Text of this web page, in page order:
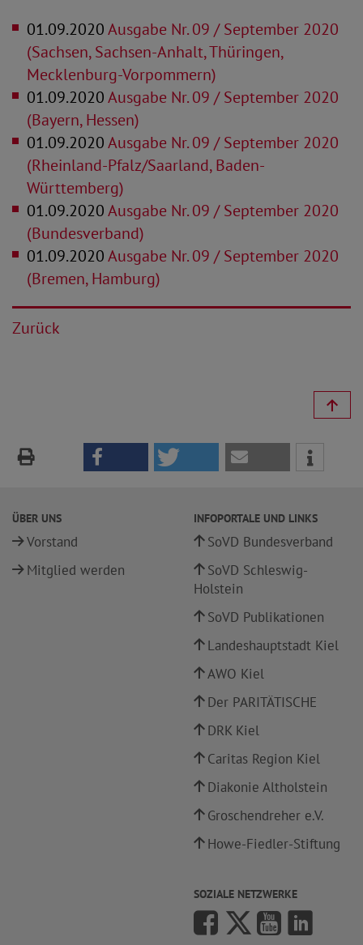
01.09.2020Ausgabe Nr. 09 / September 2020
(Sachsen, Sachsen-Anhalt, Thüringen,
Mecklenburg-Vorpommern)
01.09.2020Ausgabe Nr. 09 / September 2020
(Bayern, Hessen)
01.09.2020Ausgabe Nr. 09 / September 2020
(Rheinland-Pfalz/Saarland, Baden-
Württemberg)
01.09.2020Ausgabe Nr. 09 / September 2020
(Bundesverband)
01.09.2020Ausgabe Nr. 09 / September 2020
(Bremen, Hamburg)
Zurück
ÜBER UNS
Vorstand
Mitglied werden
INFOPORTALE UND LINKS
SoVD Bundesverband
SoVD Schleswig-
Holstein
SoVD Publikationen
Landeshauptstadt Kiel
AWO Kiel
Der PARITÄTISCHE
DRK Kiel
Caritas Region Kiel
Diakonie Altholstein
Groschendreher e.V.
Howe-Fiedler-Stiftung
SOZIALE NETZWERKE